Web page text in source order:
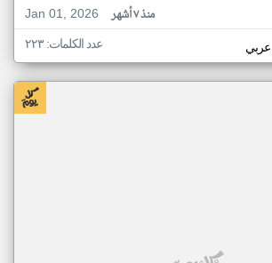
Jan 01, 2026
منذ ٧ أشهر
عربي عدد الكلمات: ٢٢٣